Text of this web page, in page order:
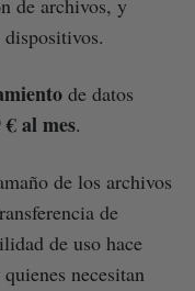
de datos
€ al mes.
de los archivos
de
de uso hace
necesitan